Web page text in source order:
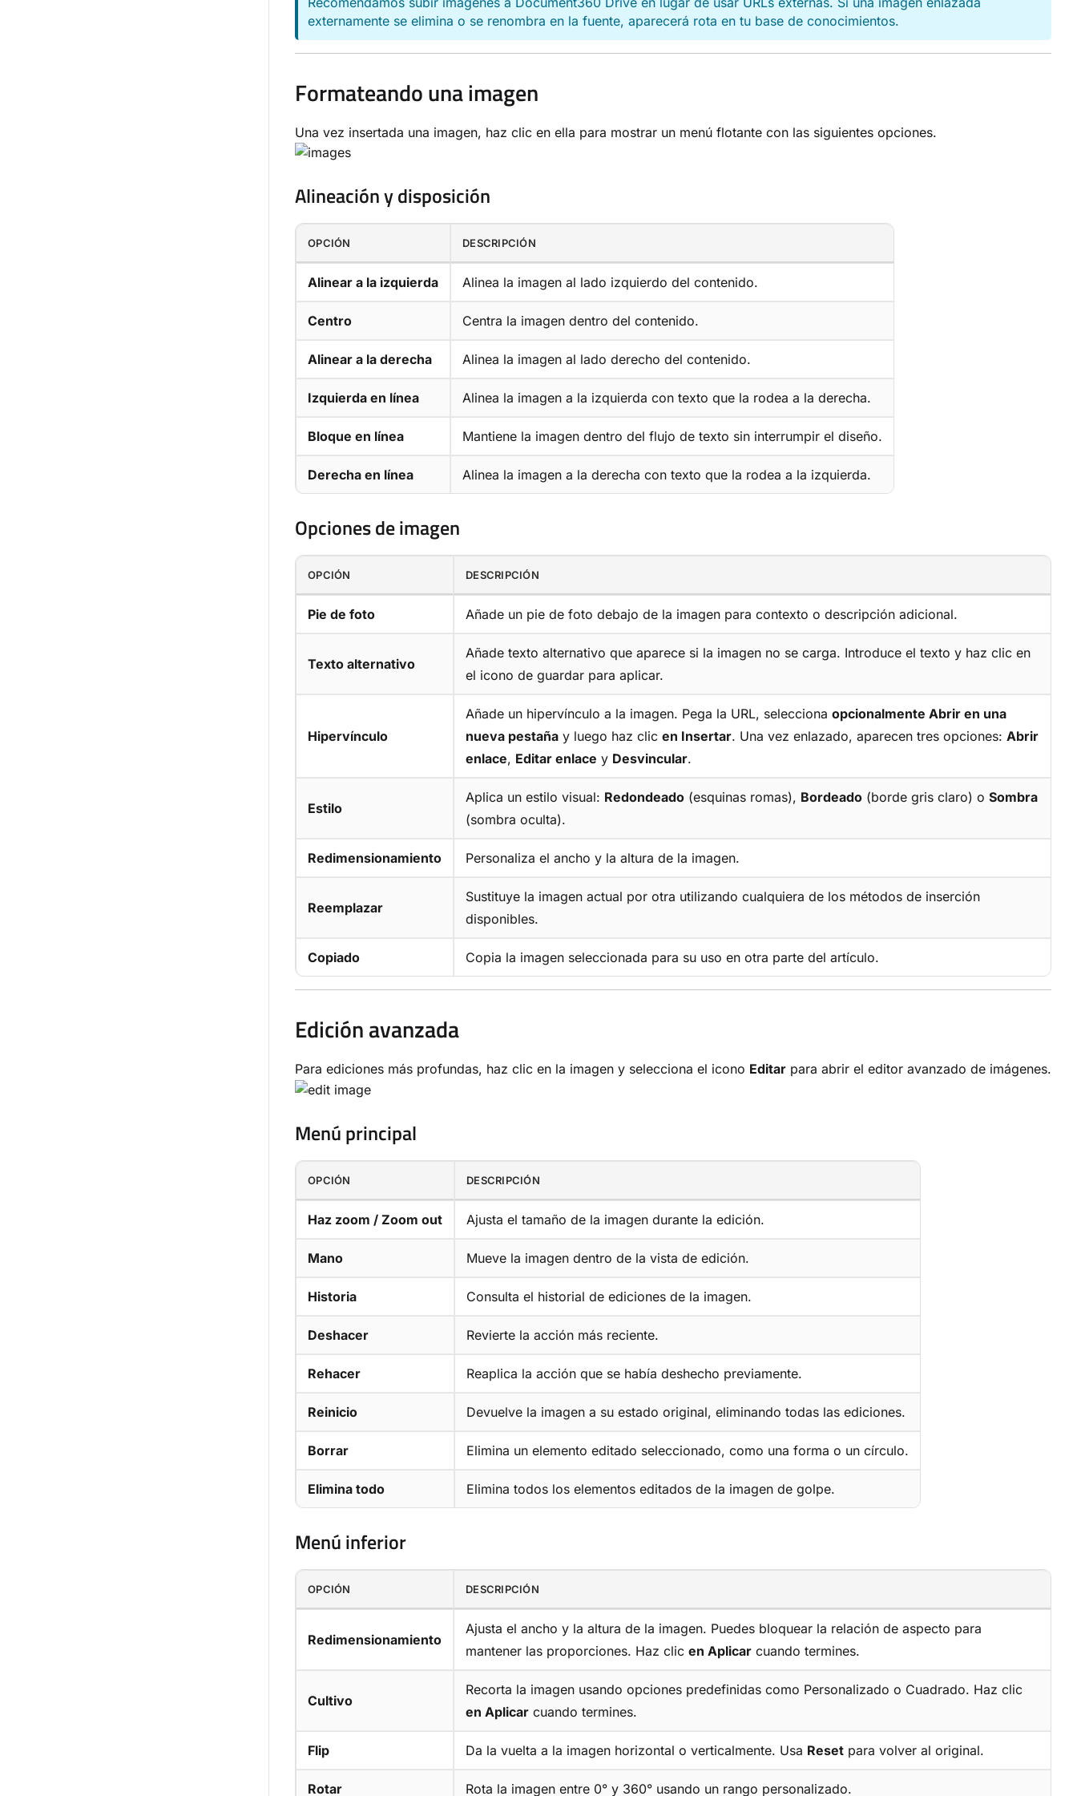
externamente se elimina o se renombra en la fuente, aparecerá rota en tu base de conocimientos.
Formateando una imagen
Una vez insertada una imagen, haz clic en ella para mostrar un menú flotante con las siguientes opciones.
Alineación y disposición
OPCIÓN DESCRIPCIÓN
Alinear a la izquierda Alinea la imagen al lado izquierdo del contenido.
Centro Centra la imagen dentro del contenido.
Alinear a la derecha Alinea la imagen al lado derecho del contenido.
Izquierda en línea Alinea la imagen a la izquierda con texto que la rodea a la derecha.
Bloque en línea Mantiene la imagen dentro del flujo de texto sin interrumpir el diseño.
Derecha en línea Alinea la imagen a la derecha con texto que la rodea a la izquierda.
Opciones de imagen
OPCIÓN DESCRIPCIÓN
Pie de foto Añade un pie de foto debajo de la imagen para contexto o descripción adicional.
Texto alternativo
Añade texto alternativo que aparece si la imagen no se carga. Introduce el texto y haz clic en
el icono de guardar para aplicar.
Hipervínculo
Añade un hipervínculo a la imagen. Pega la URL, selecciona opcionalmente Abrir en una
nueva pestaña y luego haz clic en Insertar. Una vez enlazado, aparecen tres opciones: Abrir
enlace, Editar enlace y Desvincular.
Estilo
Aplica un estilo visual: Redondeado (esquinas romas), Bordeado (borde gris claro) o Sombra
(sombra oculta).
Redimensionamiento Personaliza el ancho y la altura de la imagen.
Reemplazar
Sustituye la imagen actual por otra utilizando cualquiera de los métodos de inserción
disponibles.
Copiado Copia la imagen seleccionada para su uso en otra parte del artículo.
Edición avanzada
Para ediciones más profundas, haz clic en la imagen y selecciona el icono Editar para abrir el editor avanzado de imágenes.
Menú principal
OPCIÓN DESCRIPCIÓN
Haz zoom / Zoom out Ajusta el tamaño de la imagen durante la edición.
Mano Mueve la imagen dentro de la vista de edición.
Historia Consulta el historial de ediciones de la imagen.
Deshacer Revierte la acción más reciente.
Rehacer Reaplica la acción que se había deshecho previamente.
Reinicio Devuelve la imagen a su estado original, eliminando todas las ediciones.
Borrar Elimina un elemento editado seleccionado, como una forma o un círculo.
Elimina todo Elimina todos los elementos editados de la imagen de golpe.
Menú inferior
OPCIÓN DESCRIPCIÓN
Redimensionamiento
Ajusta el ancho y la altura de la imagen. Puedes bloquear la relación de aspecto para
mantener las proporciones. Haz clic en Aplicar cuando termines.
Cultivo
Recorta la imagen usando opciones predefinidas como Personalizado o Cuadrado. Haz clic
en Aplicar cuando termines.
Flip Da la vuelta a la imagen horizontal o verticalmente. Usa Reset para volver al original.
Rotar Rota la imagen entre 0° y 360° usando un rango personalizado.